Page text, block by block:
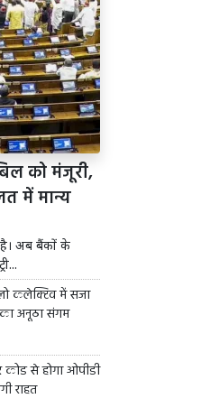
को मंजूरी,
में मान्य
है। अब बैंकों के
कलेक्टिव में सजा
अनूठा संगम
से होगा ओपीडी
राहत